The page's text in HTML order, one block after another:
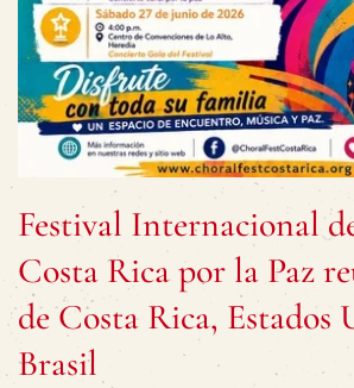
Festival Internacional
Costa Rica por la Paz
de Costa Rica, Estados
Brasil